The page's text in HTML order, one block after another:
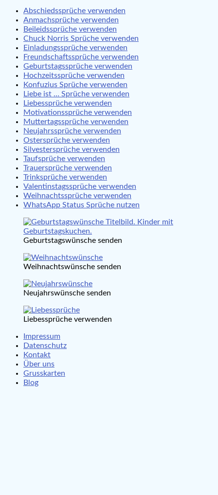
Abschiedssprüche verwenden
Anmachsprüche verwenden
Beileidssprüche verwenden
Chuck Norris Sprüche verwenden
Einladungssprüche verwenden
Freundschaftssprüche verwenden
Geburtstagssprüche verwenden
Hochzeitssprüche verwenden
Konfuzius Sprüche verwenden
Liebe ist … Sprüche verwenden
Liebessprüche verwenden
Motivationssprüche verwenden
Muttertagssprüche verwenden
Neujahrssprüche verwenden
Ostersprüche verwenden
Silvestersprüche verwenden
Taufsprüche verwenden
Trauersprüche verwenden
Trinksprüche verwenden
Valentinstagssprüche verwenden
Weihnachtssprüche verwenden
WhatsApp Status Sprüche nutzen
Geburtstagswünsche senden
Weihnachtswünsche senden
Neujahrswünsche senden
Liebessprüche verwenden
Impressum
Datenschutz
Kontakt
Über uns
Grusskarten
Blog